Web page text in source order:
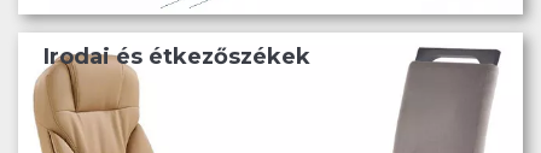
Irodai és étkezőszékek